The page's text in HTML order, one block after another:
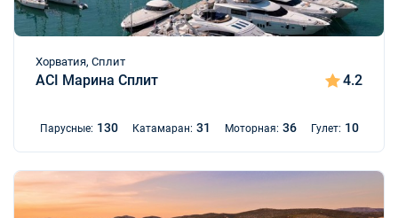
Хорватия, Сплит
ACI Марина Сплит 4.2
Парусные: 130 Катамаран: 31 Моторная: 36 Гулет: 10